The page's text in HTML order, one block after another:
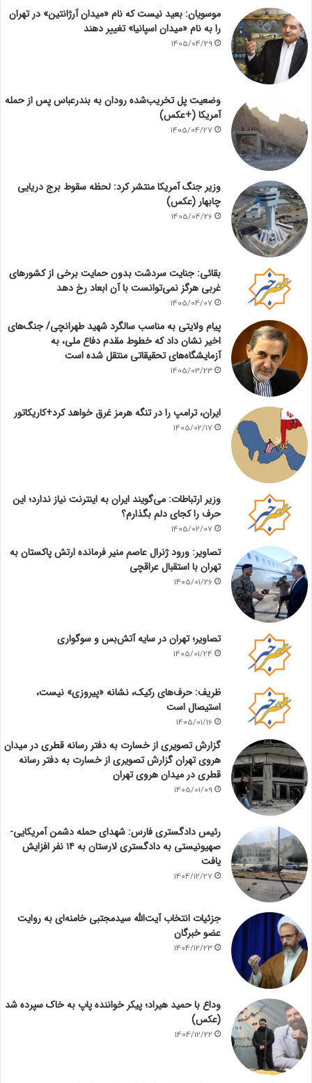
موسویان: بعید نیست که نام «میدان آرژانتین» در تهران
را به نام «میدان اسپانیا» تغییر دهند
1405/04/29
وضعیت پل تخریب‌شده رودان به بندرعباس پس از حمله
آمریکا (+عکس)
1405/04/27
وزیر جنگ آمریکا منتشر کرد: لحظه سقوط برج دریایی
چابهار (عکس)
1405/04/26
بقائی: جنایت سردشت بدون حمایت برخی از کشورهای
غربی هرگز نمی‌توانست با آن ابعاد رخ دهد
1405/04/07
پیام ولایتی به مناسب سالگرد شهید طهرانچی/ جنگ‌های
اخیر نشان داد که خطوط مقدم دفاع ملی، به
آزمایشگاه‌های تحقیقاتی منتقل شده است
1405/03/23
ایران، ترامپ را در تنگه هرمز غرق خواهد کرد+کاریکاتور
1405/02/17
وزیر ارتباطات: می‌گویند ایران به اینترنت نیاز ندارد؛ این
حرف را کجای دلم بگذارم؟
1405/02/07
تصاویر: ورود ژنرال عاصم منیر فرمانده ارتش پاکستان به
تهران با استقبال عراقچی
1405/01/26
تصاویر؛ تهران در سایه آتش‌بس و سوگواری
1405/01/24
ظریف: حرف‌های رکیک، نشانه «پیروزی» نیست،
استیصال است
1405/01/16
گزارش تصویری از خسارت به دفتر رسانه قطری در میدان
هروی تهران گزارش تصویری از خسارت به دفتر رسانه
قطری در میدان هروی تهران
1405/01/09
رئیس دادگستری فارس: شهدای حمله دشمن آمریکایی-
صهیونیستی به دادگستری لارستان به ۱۴ نفر افزایش
یافت
1404/12/27
جزئیات انتخاب آیت‌الله سیدمجتبی خامنه‌ای به روایت
عضو خبرگان
1404/12/23
وداع با حمید هیراد؛ پیکر خواننده پاپ به خاک سپرده شد
(عکس)
1404/12/22